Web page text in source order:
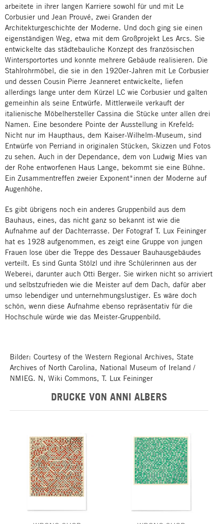
arbeitete in ihrer langen Karriere sowohl für und mit Le
Corbusier und Jean Prouvé, zwei Granden der
Architekturgeschichte der Moderne. Und doch ging sie einen
eigenständigen Weg, etwa mit dem Großprojekt Les Arcs. Sie
entwickelte das städtebauliche Konzept des französischen
Wintersportortes und konnte mehrere Gebäude realisieren. Die
Stahlrohrmöbel, die sie in den 1920er-Jahren mit Le Corbusier
und dessen Cousin Pierre Jeanneret entwickelte, liefen
allerdings lange unter dem Kürzel LC wie Corbusier und galten
gemeinhin als seine Entwürfe. Mittlerweile verkauft der
italienische Möbelhersteller Cassina die Stücke unter allen drei
Namen. Eine besondere Pointe der Ausstellung in Krefeld:
Nicht nur im Haupthaus, dem Kaiser-Wilhelm-Museum, sind
Entwürfe von Perriand in originalen Stücken, Skizzen und Fotos
zu sehen. Auch in der Dependance, dem von Ludwig Mies van
der Rohe entworfenen Haus Lange, bekommt sie eine Bühne.
Ein Zusammentreffen zweier Exponent*innen der Moderne auf
Augenhöhe.
Es gibt übrigens noch ein anderes Gruppenbild aus dem
Bauhaus, eines, das nicht ganz so bekannt ist wie die
Aufnahme auf der Dachterrasse. Der Fotograf T. Lux Feininger
hat es 1928 aufgenommen, es zeigt eine Gruppe von jungen
Frauen lose über die Treppe des Dessauer Bauhausgebäudes
verteilt. Es sind Gunta Stölzl und ihre Schülerinnen aus der
Weberei, darunter auch Otti Berger. Sie wirken nicht so arriviert
und selbstzufrieden wie die Meister auf dem Dach, dafür aber
umso lebendiger und unternehmungslustiger. Es wäre doch
schön, wenn diese Aufnahme ebenso repräsentativ für die
Hochschule würde wie das Meister-Gruppenbild.
Bilder: Courtesy of the Western Regional Archives, State
Archives of North Carolina, National Museum of Ireland /
NMIEG. N, Wiki Commons, T. Lux Feininger
DRUCKE VON ANNI ALBERS